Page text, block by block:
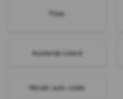
Flote
Asistență rutieră
Vânzări auto rulate